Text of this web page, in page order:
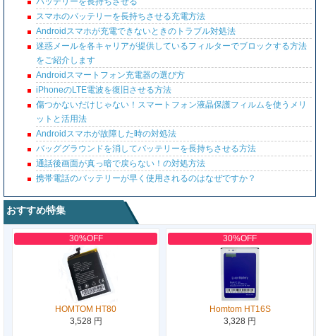
スマホのバッテリーを長持ちさせる充電方法
Androidスマホが充電できないときのトラブル対処法
迷惑メールを各キャリアが提供しているフィルターでブロックする方法
をご紹介します
Androidスマートフォン充電器の選び方
iPhoneのLTE電波を復旧させる方法
傷つかないだけじゃない！スマートフォン液晶保護フィルムを使うメリ
ットと活用法
Androidスマホが故障した時の対処法
バッググラウンドを消してバッテリーを長持ちさせる方法
通話後画面が真っ暗で戻らない！の対処方法
携帯電話のバッテリーが早く使用されるのはなぜですか？
おすすめ特集
30%OFF
HOMTOM HT80
3,528 円
30%OFF
Homtom HT16S
3,328 円